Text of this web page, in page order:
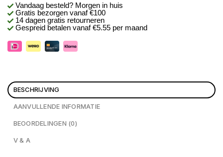
Vandaag besteld? Morgen in huis
Gratis bezorgen vanaf €100
14 dagen gratis retourneren
Gespreid betalen vanaf €5.55 per maand
BESCHRIJVING
AANVULLENDE INFORMATIE
BEOORDELINGEN (0)
V & A